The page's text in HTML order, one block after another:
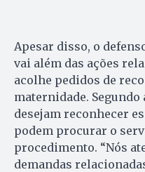
Apesar disso, o
vai além das ações
acolhe pedidos de
maternidade. Segundo
desejam reconhecer
podem procurar o
procedimento. “Nós
demandas